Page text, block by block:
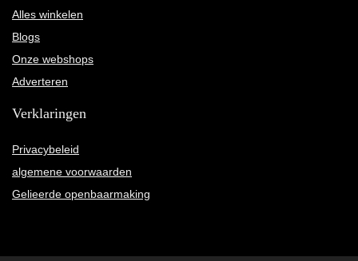
Alles winkelen
Blogs
Onze webshops
Adverteren
Verklaringen
Privacybeleid
algemene voorwaarden
Gelieerde openbaarmaking